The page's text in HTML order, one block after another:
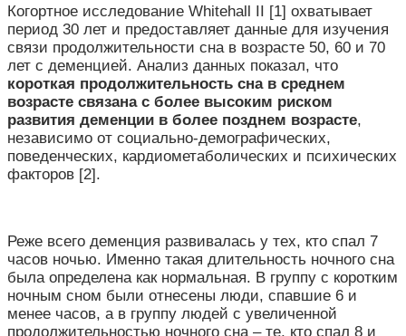
Когортное исследование Whitehall II [1] охватывает
период 30 лет и предоставляет данные для изучения
связи продолжительности сна в возрасте 50, 60 и 70
лет с деменцией. Анализ данных показал, что
короткая продолжительность сна в среднем
возрасте связана с более высоким риском
развития деменции в более позднем возрасте,
независимо от социально-демографических,
поведенческих, кардиометаболических и психических
факторов [2].
Реже всего деменция развивалась у тех, кто спал 7
часов ночью. Именно такая длительность ночного сна
была определена как нормальная. В группу с коротким
ночным сном были отнесены люди, спавшие 6 и
менее часов, а в группу людей с увеличенной
продолжительностью ночного сна – те, кто спал 8 и